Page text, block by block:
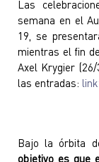
Las
semana en el
19, se
mientras el fin
Axel Krygier
las entradas:
Bajo la órbita